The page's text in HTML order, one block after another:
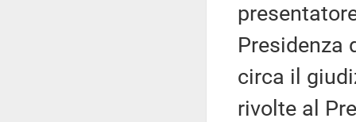
Presidenza
circa il
rivolte al